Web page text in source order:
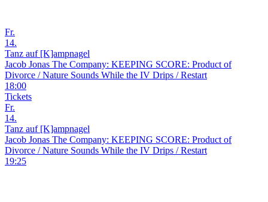
Fr.
14.
Tanz auf [K]ampnagel
Jacob Jonas The Company: KEEPING SCORE: Product of
Divorce / Nature Sounds While the IV Drips / Restart
18:00
Tickets
Fr.
14.
Tanz auf [K]ampnagel
Jacob Jonas The Company: KEEPING SCORE: Product of
Divorce / Nature Sounds While the IV Drips / Restart
19:25